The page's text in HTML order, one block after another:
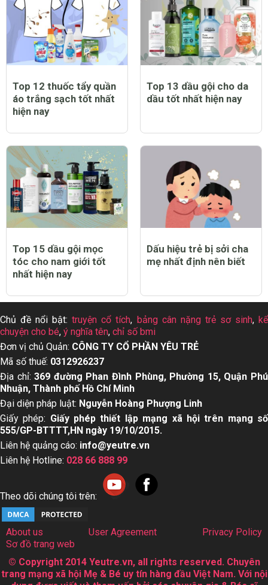
Top 12 thuốc tẩy quần
áo trắng sạch tốt nhất
hiện nay
Top 13 dầu gội cho da
dầu tốt nhất hiện nay
Top 15 dầu gội mọc
tóc cho nam giới tốt
nhất hiện nay
Dấu hiệu trẻ bị sởi cha
mẹ nhất định nên biết
Chủ đề nổi bật:truyện cổ tích, bảng cân nặng trẻ sơ sinh,kể
chuyện cho bé, ý nghĩa tên, chỉ số bmi
Đơn vị chủ Quản: CÔNG TY CỔ PHẦN YÊU TRẺ
Mã số thuế: 0312926237
Địa chỉ:369 đường Phan Đình Phùng, Phường 15, Quận Phú
Nhuận, Thành phố Hồ Chí Minh
Đại diện pháp luật: Nguyễn Hoàng Phượng Linh
Giấy phép: Giấy phép thiết lập mạng xã hội trên mạng số
555/GP-BTTTT,HN ngày 19/10/2015.
Liên hệ quảng cáo: info@yeutre.vn
Liên hệ Hotline: 028 66 888 99
Theo dõi chúng tôi trên:
About us User Agreement
Privacy Policy
Sơ đồ trang web
© Copyright 2014 Yeutre.vn, all rights reserved. Chuyên
trang mạng xã hội Mẹ & Bé uy tín hàng đầu Việt Nam. Với nội